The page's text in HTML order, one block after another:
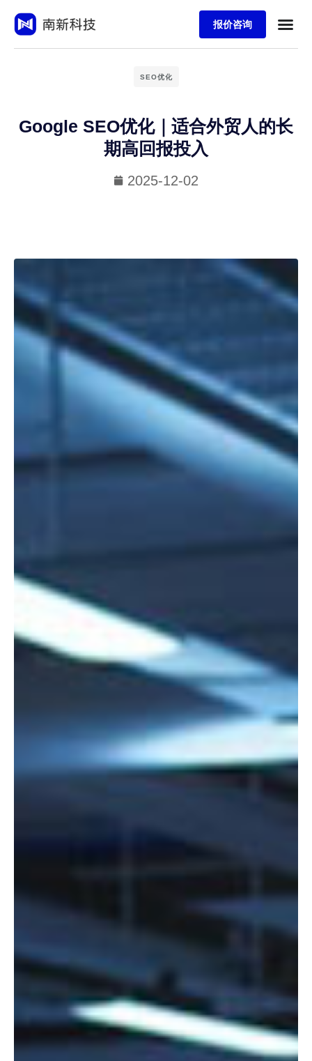
报价咨询
SEO优化
Google SEO优化｜适合外贸人的长
期高回报投入
2025-12-02